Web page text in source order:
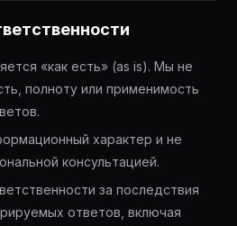
«как есть» (as is). Мы не
полноту или применимость
характер и не
консультацией.
за последствия
ответов, включая